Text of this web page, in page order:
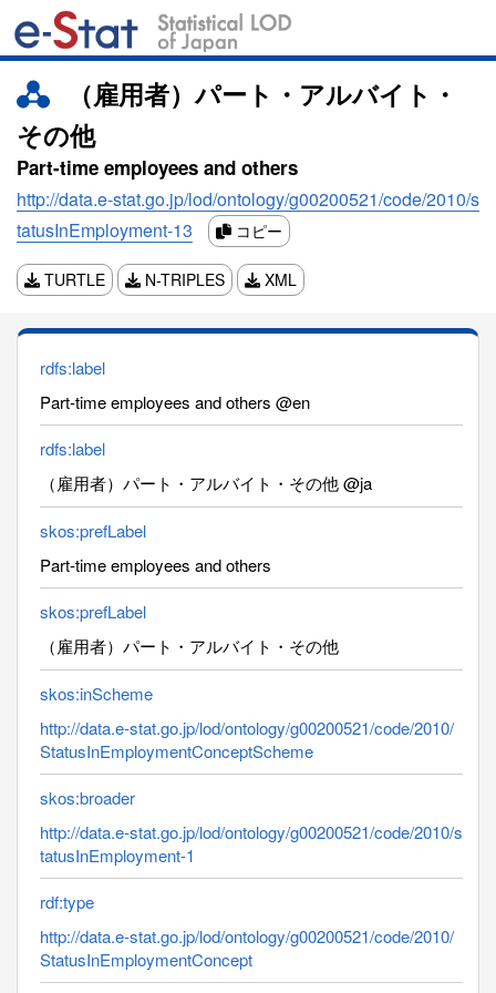
（雇用者）パート・アルバイト・
その他
Part-time employees and others
http://data.e-stat.go.jp/lod/ontology/g00200521/code/2010/s
tatusInEmployment-13
コピー
TURTLE N-TRIPLES XML
rdfs:label
Part-time employees and others @en
rdfs:label
（雇用者）パート・アルバイト・その他 @ja
skos:prefLabel
Part-time employees and others
skos:prefLabel
（雇用者）パート・アルバイト・その他
skos:inScheme
http://data.e-stat.go.jp/lod/ontology/g00200521/code/2010/
StatusInEmploymentConceptScheme
skos:broader
http://data.e-stat.go.jp/lod/ontology/g00200521/code/2010/s
tatusInEmployment-1
rdf:type
http://data.e-stat.go.jp/lod/ontology/g00200521/code/2010/
StatusInEmploymentConcept